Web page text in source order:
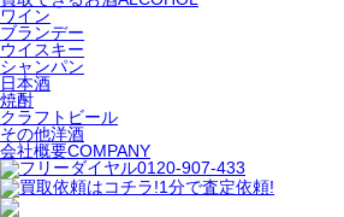
ワイン
ブランデー
ウイスキー
シャンパン
日本酒
焼酎
クラフトビール
その他洋酒
会社概要COMPANY